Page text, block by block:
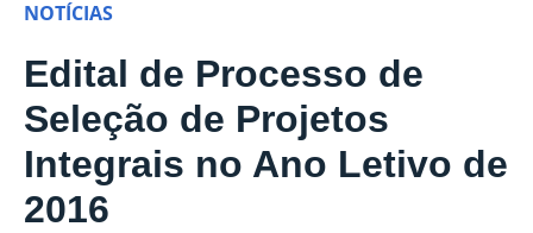
NOTÍCIAS
Edital de Processo de
Seleção de Projetos
Integrais no Ano Letivo de
2016